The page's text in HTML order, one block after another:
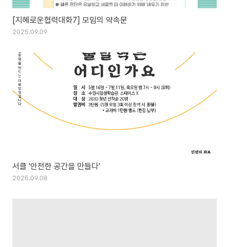
[지혜로운협력대화7] 모임의 약속문
2025.09.09
서클 '안전한 공간을 만들다'
2025.09.08